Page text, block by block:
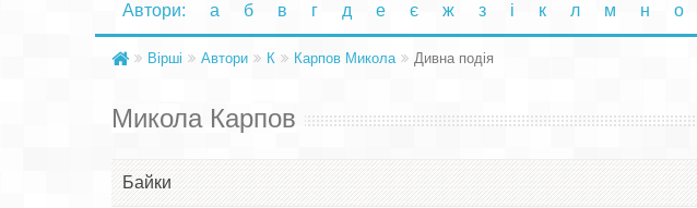
Автори: а б в г д е є ж з і к л м н о
Вірші Автори К Карпов Микола Дивна подія
Микола Карпов
Байки